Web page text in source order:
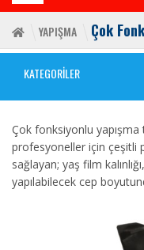
YAPIŞMA Çok
KATEGORİLER
Çok fonksiyonlu
profesyoneller için çeşitli
sağlayan; yaş film
yapılabilecek cep